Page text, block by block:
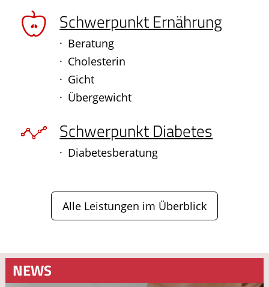
Schwerpunkt Ernährung
Beratung
Cholesterin
Gicht
Übergewicht
Schwerpunkt Diabetes
Diabetesberatung
Alle Leistungen im Überblick
NEWS